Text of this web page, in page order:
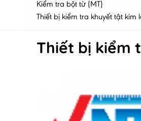
Kiểm tra bột từ (MT)
Thiết bị kiểm tra khuyết tật
Thiết bị kiểm